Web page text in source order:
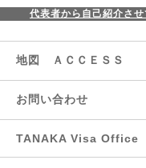
代表者から自己紹介させ
地図 ＡＣＣＥＳＳ
お問い合わせ
TANAKA Visa Office